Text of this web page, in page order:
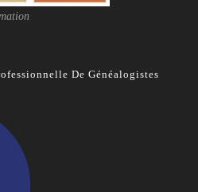
De Généalogistes